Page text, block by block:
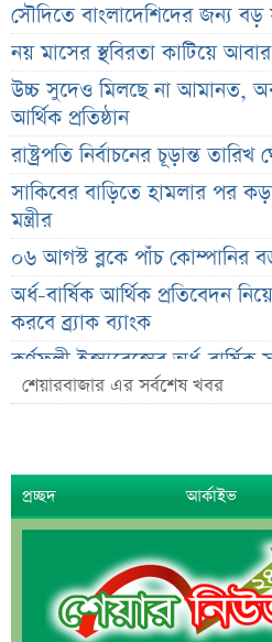
সৌদিতে বাংলাদেশিদের জন্য
নয় মাসের স্থবিরতা কাটিয়ে
উচ্চ সুদেও মিলছে না আমানত,
আর্থিক প্রতিষ্ঠান
রাষ্ট্রপতি নির্বাচনের চূড়ান্ত তারিখ
সাকিবের বাড়িতে হামলার পর কড়া
মন্ত্রীর
০৬ আগস্ট ব্লকে পাঁচ কোম্পানির
অর্ধ-বার্ষিক আর্থিক প্রতিবেদন
করবে ব্র্যাক ব্যাংক
কর্ণফুলী ইন্স্যুরেন্সের অর্ধ-বার্ষিক
৭৫ হাজার ২৮৩ শেয়ার মনোনীত
০৬ আগস্ট লেনদেনের শীর্ষ ১০
০৬ আগস্ট দর পতনের শীর্ষ ১০
০৬ আগস্ট দর বৃদ্ধির শীর্ষ ১০
দেশি ৫ মাছে মিলল
শেয়ারবাজার এর সর্বশেষ খবর
প্রচ্ছদ আর্কাইভ